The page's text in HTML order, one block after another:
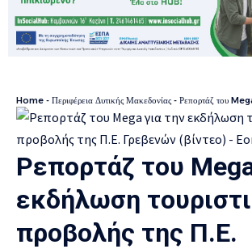
Home - Περιφέρεια Δυτικής Μακεδονίας - Ρεπορτάζ του Mega για την εκδήλωση
Ρεπορτάζ του
εκδήλωση
προβολής της Π.Ε.